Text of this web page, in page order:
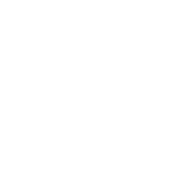
Las pesquisas se
fruto de la
Los agentes, en